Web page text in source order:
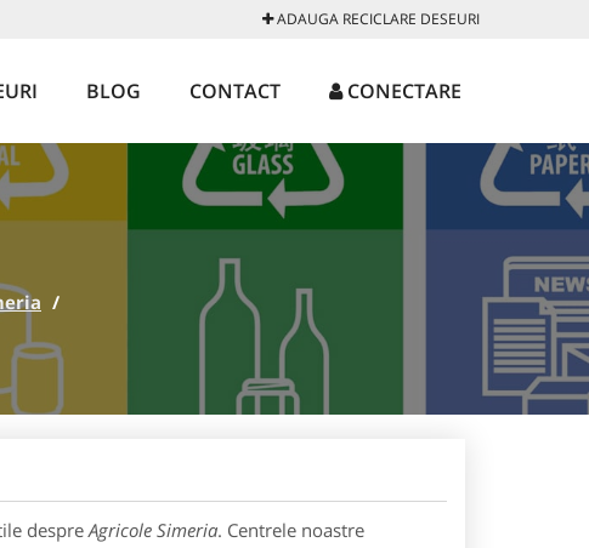
ADAUGA RECICLARE DESEURI
BLOG CONTACT CONECTARE
/
despreAgricole Simeria. Centrele noastre